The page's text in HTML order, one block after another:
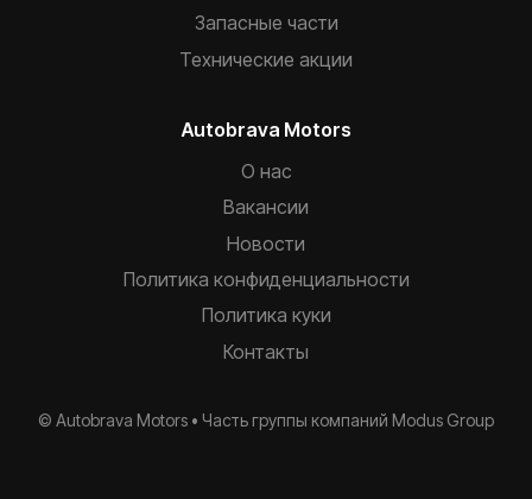
Запасные части
Технические акции
Autobrava Motors
О нас
Вакансии
Новости
Политика конфиденциальности
Политика куки
Контакты
© Autobrava Motors • Часть группы компаний Modus Group